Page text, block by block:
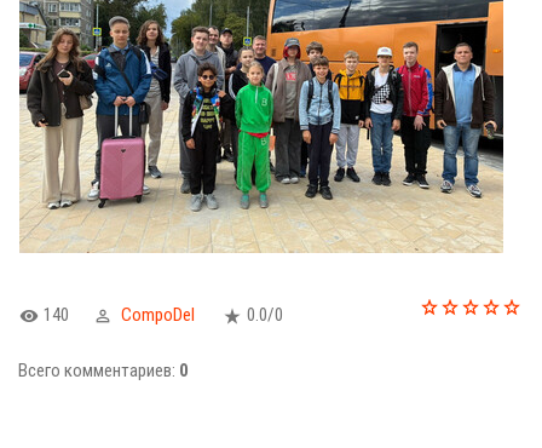
140 CompoDel 0.0/0
Всего комментариев: 0